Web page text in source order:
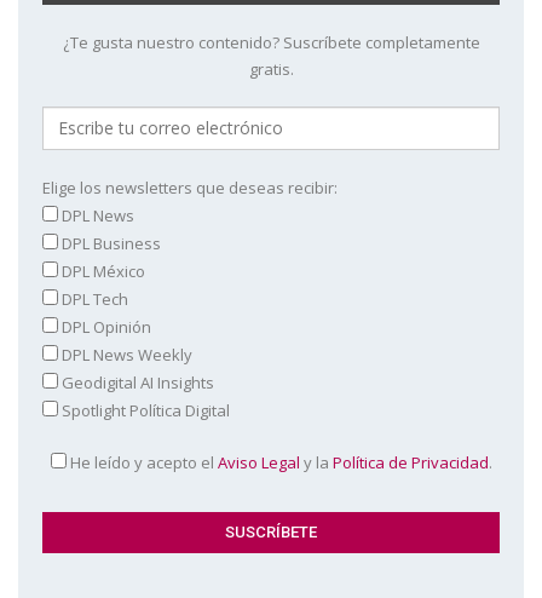
¿Te gusta nuestro contenido? Suscríbete completamente
gratis.
Elige los newsletters que deseas recibir:
DPL News
DPL Business
DPL México
DPL Tech
DPL Opinión
DPL News Weekly
Geodigital AI Insights
Spotlight Política Digital
He leído y acepto el Aviso Legal y la Política de Privacidad.